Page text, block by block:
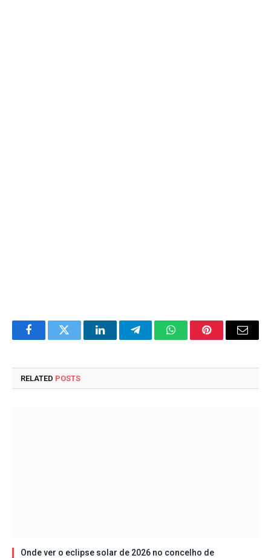
FacebookTwitter LinkedInTelegramWhatsAppPinterestEmail
RELATED POSTS
Onde ver o eclipse solar de 2026 no concelho de